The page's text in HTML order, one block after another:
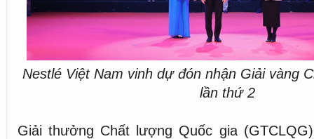
Nestlé Việt Nam vinh dự đón nhận Giải vàng
lần thứ 2
Giải thưởng Chất lượng Quốc gia